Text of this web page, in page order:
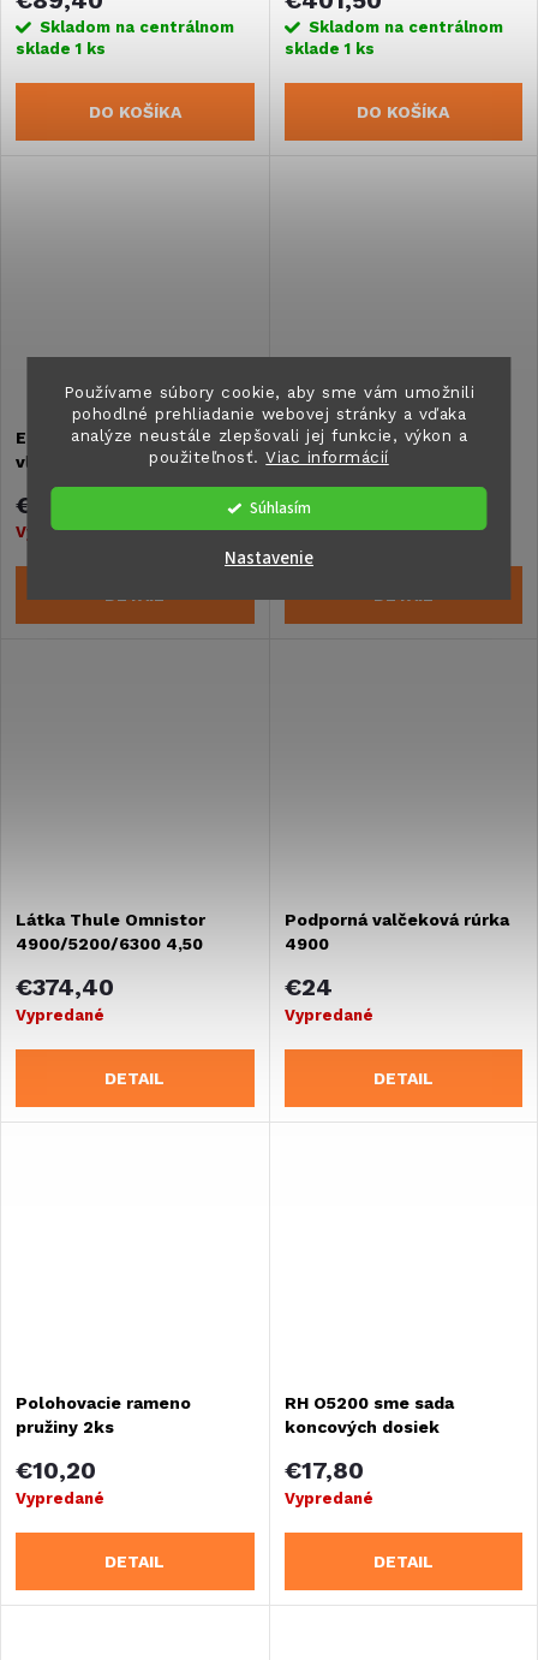
Používame súbory cookie, aby sme vám umožnili
pohodlné prehliadanie webovej stránky a vďaka
analýze neustále zlepšovali jej funkcie, výkon a
použiteľnosť.Viac informácií
Súhlasím
Nastavenie
Skladom na centrálnom
sklade1 ks
DO KOŠÍKA
Skladom na centrálnom
sklade1 ks
DO KOŠÍKA
Endc.frontbl. O5200 vpravo
vľavo
€16,90
Vypredané
Koncovka r/li.O5200
strieborná
€23,30
Vypredané
Látka Thule Omnistor
4900/5200/6300 4,50
€374,40
Vypredané
DETAIL
Podporná valčeková rúrka
4900
€24
Vypredané
DETAIL
Polohovacie rameno
pružiny 2ks
€10,20
Vypredané
DETAIL
RH O5200 sme sada
koncových dosiek
€17,80
Vypredané
DETAIL